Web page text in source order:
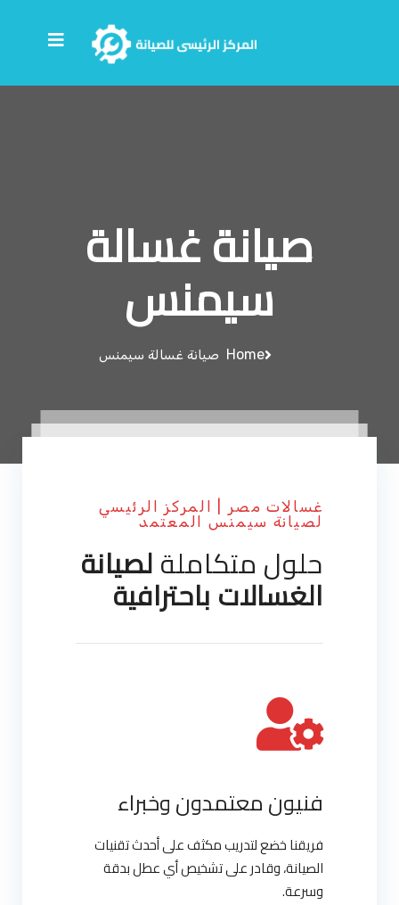
صيانة غسالة
سيمنس
Home صيانة غسالة سيمنس
غسالات مصر | المركز الرئيسي
لصيانة سيمنس المعتمد
حلول متكاملةلصيانة
الغسالات باحترافية
فنيون معتمدون وخبراء
فريقنا خضع لتدريب مكثف على أحدث تقنيات
الصيانة، وقادر على تشخيص أي عطل بدقة
وسرعة.